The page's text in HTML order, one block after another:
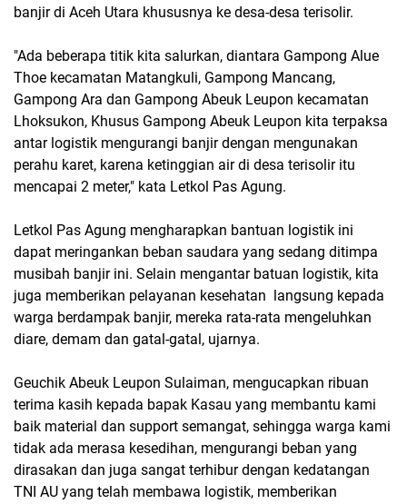
banjir di Aceh Utara khususnya ke desa-desa terisolir.
"Ada beberapa titik kita salurkan, diantara Gampong Alue
Thoe kecamatan Matangkuli, Gampong Mancang,
Gampong Ara dan Gampong Abeuk Leupon kecamatan
Lhoksukon, Khusus Gampong Abeuk Leupon kita terpaksa
antar logistik mengurangi banjir dengan mengunakan
perahu karet, karena ketinggian air di desa terisolir itu
mencapai 2 meter," kata Letkol Pas Agung.
Letkol Pas Agung mengharapkan bantuan logistik ini
dapat meringankan beban saudara yang sedang ditimpa
musibah banjir ini. Selain mengantar batuan logistik, kita
juga memberikan pelayanan kesehatan langsung kepada
warga berdampak banjir, mereka rata-rata mengeluhkan
diare, demam dan gatal-gatal, ujarnya.
Geuchik Abeuk Leupon Sulaiman, mengucapkan ribuan
terima kasih kepada bapak Kasau yang membantu kami
baik material dan support semangat, sehingga warga kami
tidak ada merasa kesedihan, mengurangi beban yang
dirasakan dan juga sangat terhibur dengan kedatangan
TNI AU yang telah membawa logistik, memberikan